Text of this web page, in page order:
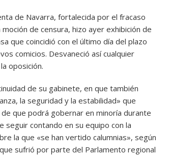
de Navarra, fortalecida por el fracaso
de censura, hizo ayer exhibición de
que coincidió con el último día del plazo
comicios. Desvaneció así cualquier
oposición.
de su gabinete, en que también
la seguridad y la estabilidad» que
que podrá gobernar en minoría durante
seguir contando en su equipo con la
la que «se han vertido calumnias», según
sufrió por parte del Parlamento regional